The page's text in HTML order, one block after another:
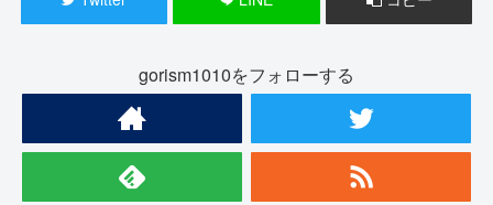
gorism1010をフォローする